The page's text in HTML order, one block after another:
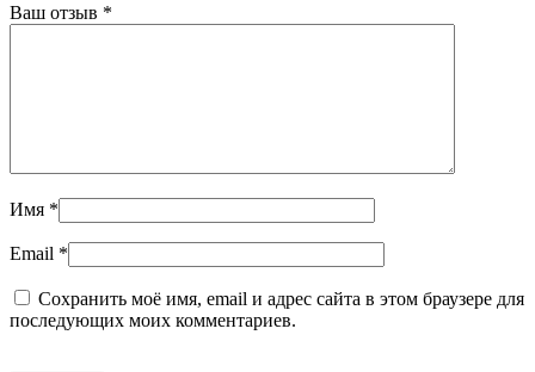
Ваш отзыв *
Имя *
Email *
Сохранить моё имя, email и адрес сайта в этом браузере для
последующих моих комментариев.